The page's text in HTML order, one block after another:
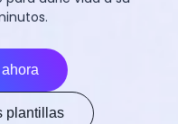
plantillas